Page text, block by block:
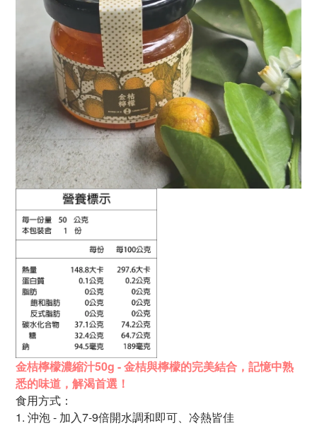
金桔檸檬濃縮汁50g - 金桔與檸檬的完美結合， 記憶中熟
悉的味道， 解渴首選！
食用方式：
1. 沖泡 - 加入7-9倍開水調和即可、冷熱皆佳